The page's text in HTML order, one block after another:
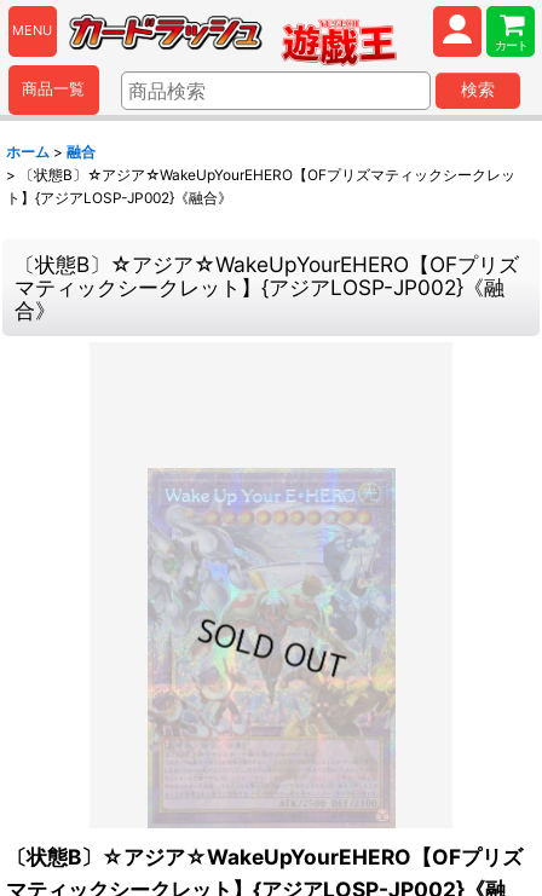
MENU
カート
商品一覧 検索
ホーム > 融合
>
〔状態B〕☆アジア☆WakeUpYourEHERO【OFプリズマティックシークレッ
ト】{アジアLOSP-JP002}《融合》
〔状態B〕☆アジア☆WakeUpYourEHERO【OFプリズ
マティックシークレット】{アジアLOSP-JP002}《融
合》
〔状態B〕☆アジア☆WakeUpYourEHERO【OFプリズ
マティックシークレット】{アジアLOSP-JP002}《融